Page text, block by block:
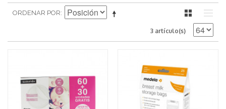
ORDENAR POR
3 artículo(s)